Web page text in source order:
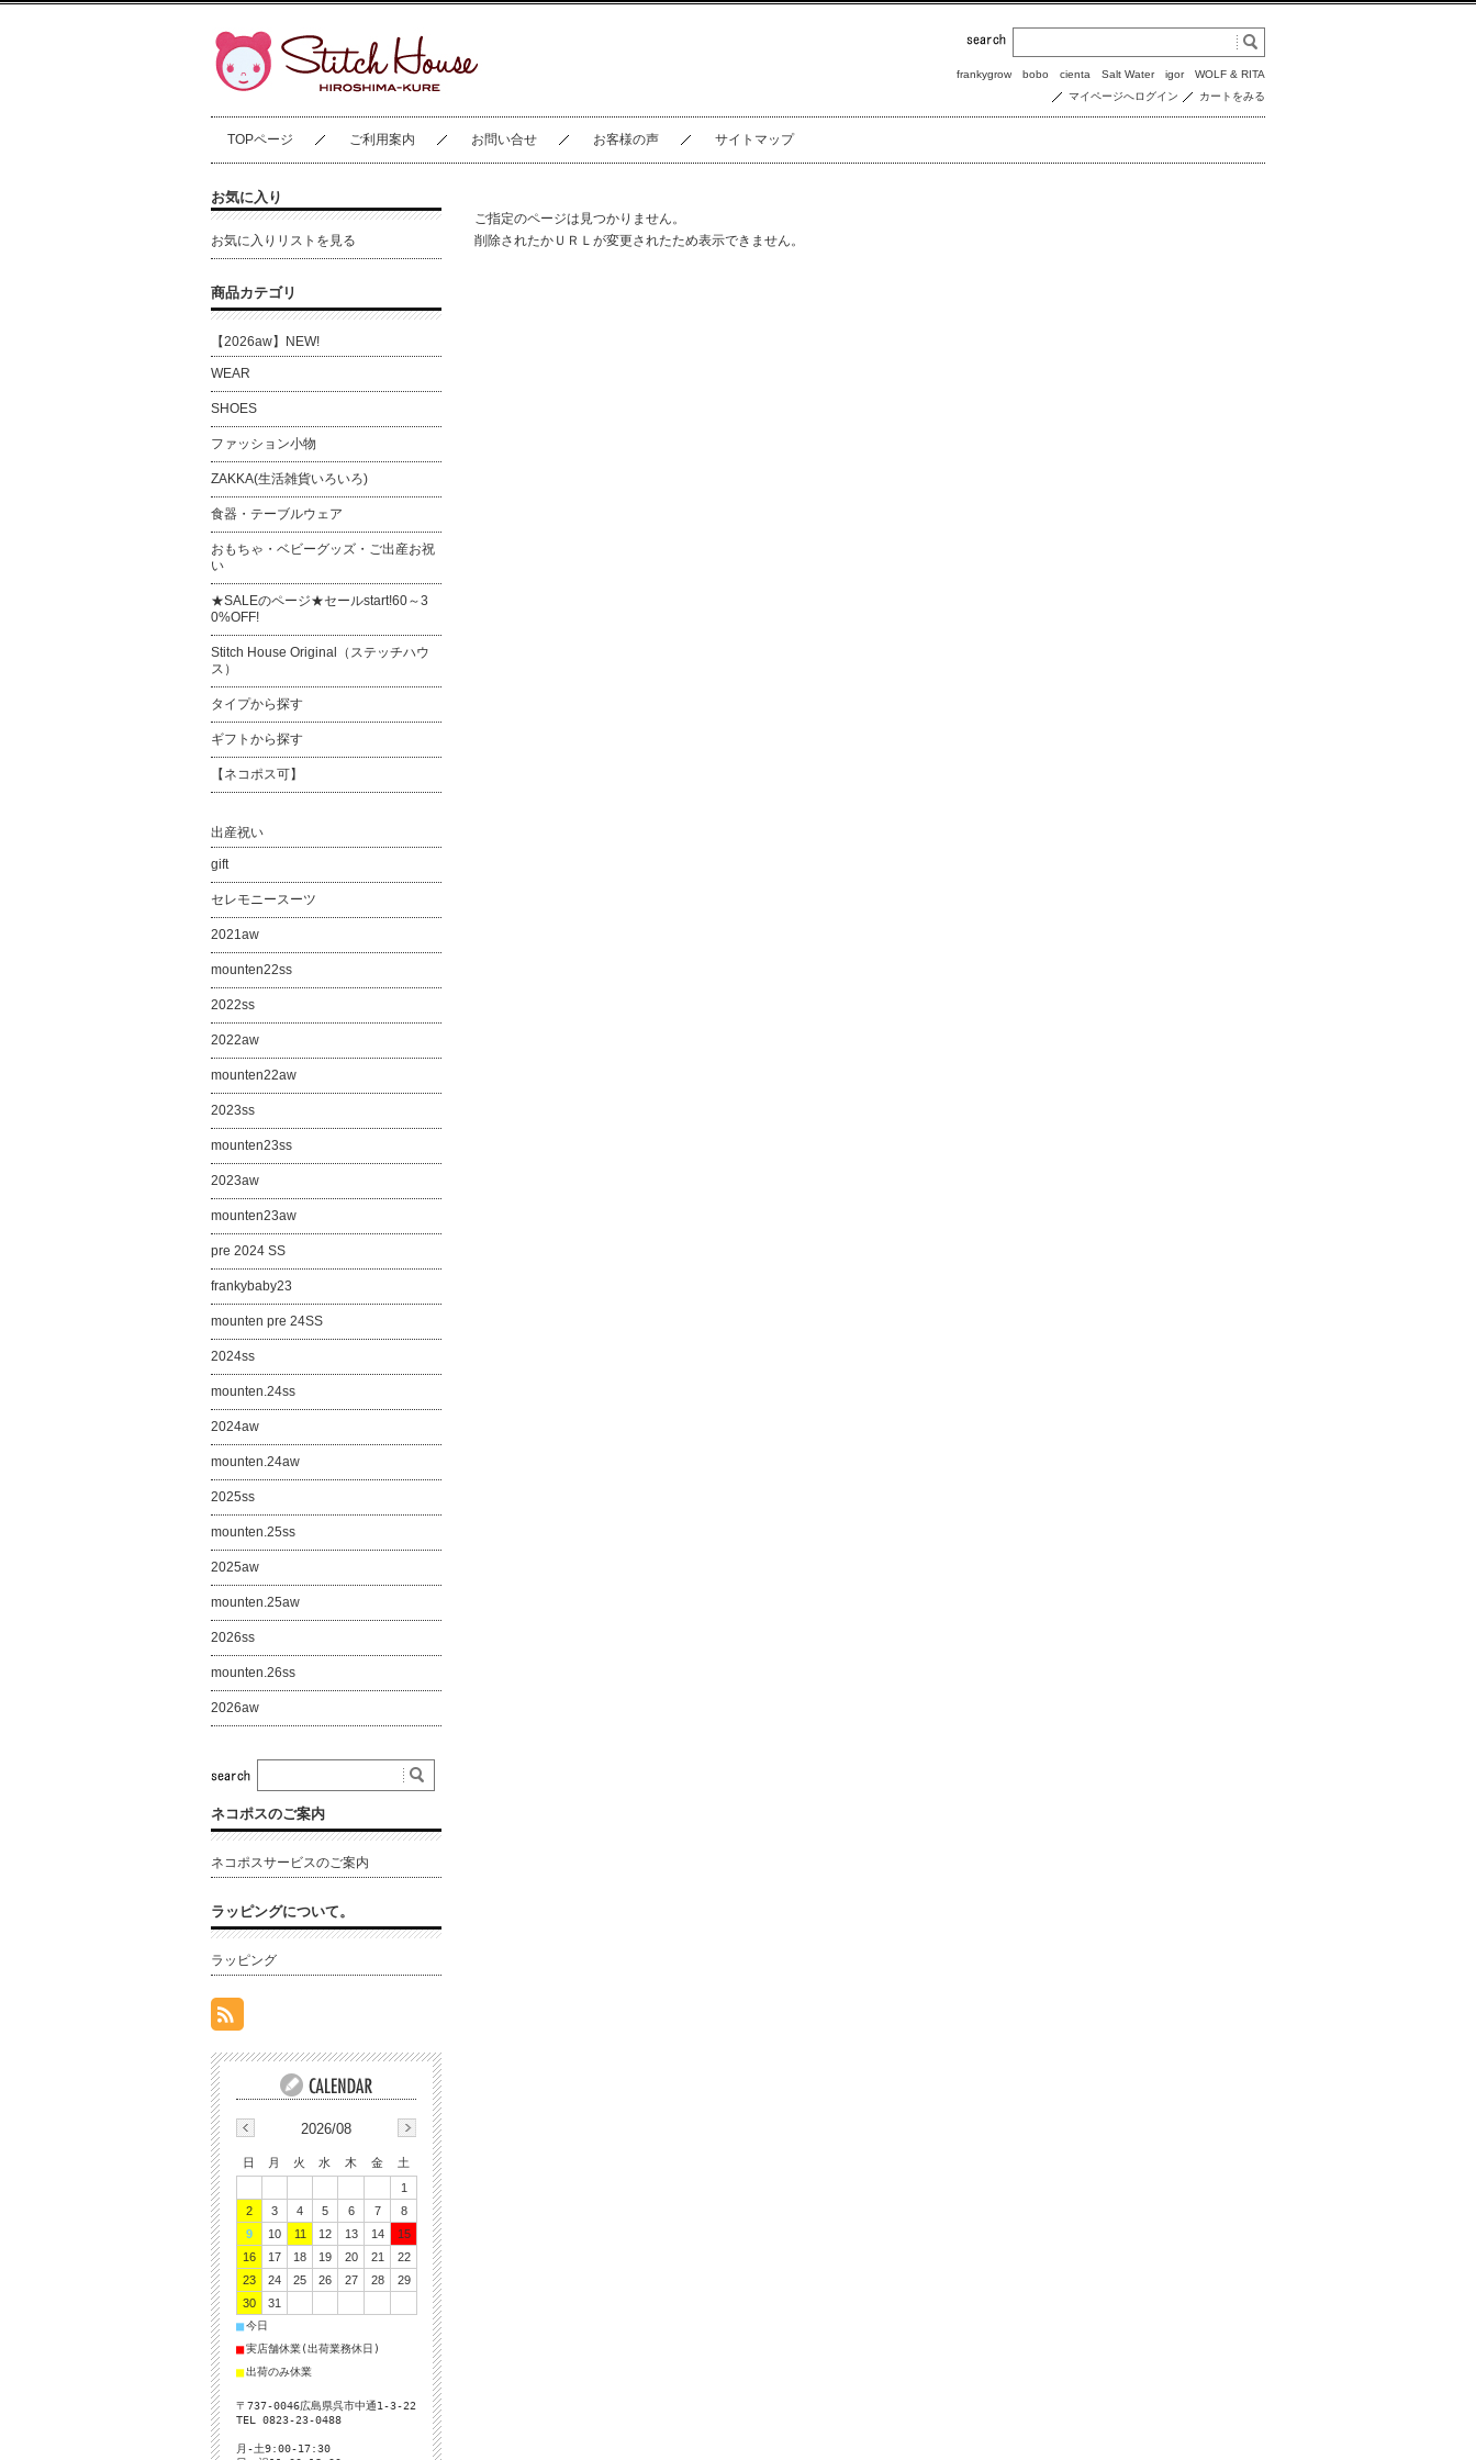
frankygrow bobo cienta Salt Water igor
WOLF & RITA
マイページへログイン
カートをみる
TOPページ ご利用案内 お問い合せ お客様の声 サイトマップ
ご指定のページは見つかりません。
削除されたかＵＲＬが変更されたため表示できません。
お気に入り
お気に入りリストを見る
商品カテゴリ
【2026aw】NEW!
WEAR
SHOES
ファッション小物
ZAKKA(生活雑貨いろいろ)
食器・テーブルウェア
おもちゃ・ベビーグッズ・ご出産お祝
い
★SALEのページ★セールstart!60～3
0%OFF!
Stitch House Original（ステッチハウ
ス）
タイプから探す
ギフトから探す
【ネコポス可】
出産祝い
gift
セレモニースーツ
2021aw
mounten22ss
2022ss
2022aw
mounten22aw
2023ss
mounten23ss
2023aw
mounten23aw
pre 2024 SS
frankybaby23
mounten pre 24SS
2024ss
mounten.24ss
2024aw
mounten.24aw
2025ss
mounten.25ss
2025aw
mounten.25aw
2026ss
mounten.26ss
2026aw
ネコポスのご案内
ネコポスサービスのご案内
ラッピングについて。
ラッピング
2026/08
日 月 火 水 木 金
土
1
2
3 4 5 6 7
8
9
10 11 12 13 14
15
16
17 18 19 20 21
22
23
24 25 26 27 28
29
30
31
■今日
■実店舗休業(出荷業務休日)
■出荷のみ休業
〒737-0046広島県呉市中通1-3-22
TEL 0823-23-0488
月-土9:00-17:30